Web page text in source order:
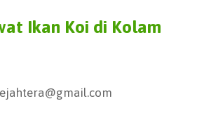
Ikan Koi di Kolam